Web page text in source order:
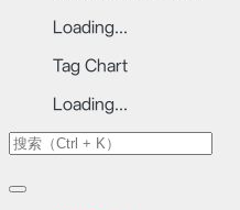
Loading...
Tag Chart
Loading...